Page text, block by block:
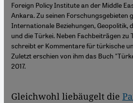
Foreign Policy Institute an der Middle
Ankara. Zu seinen Forschungsgebieten
Internationale Beziehungen, Geopolitik,
und die Türkei. Neben Fachbeiträgen
schreibt er Kommentare für türkische
Zuletzt erschien von ihm das Buch
2017.
Gleichwohl liebäugelt die